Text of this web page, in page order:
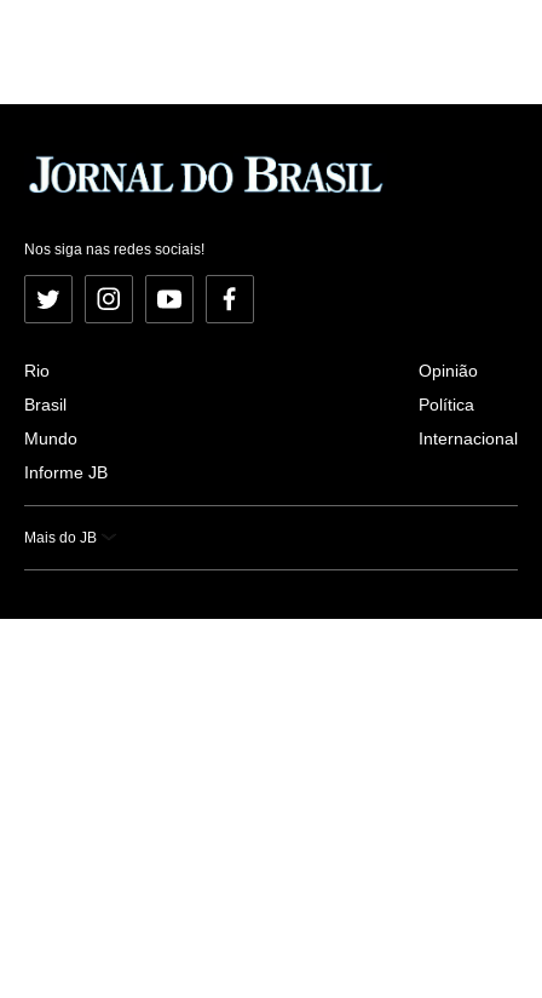
Nos siga nas redes sociais!
Twitter InstagramYouTubeFacebook
Rio
Brasil
Mundo
Informe JB
Opinião
Política
Internacional
Mais do JB
Esportes